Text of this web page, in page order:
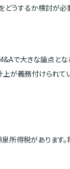
うするか検討が必
で大きな論点と
が義務付けられて
所得税があります